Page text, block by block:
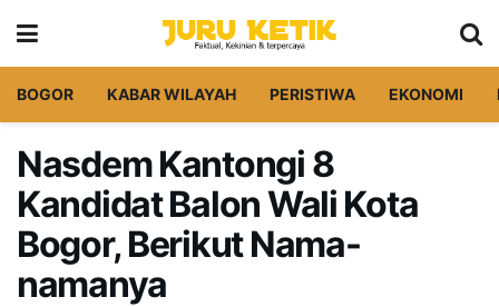
BOGOR KABAR WILAYAH PERISTIWA EKONOMI
Nasdem Kantongi 8
Kandidat Balon Wali Kota
Bogor, Berikut Nama-
namanya